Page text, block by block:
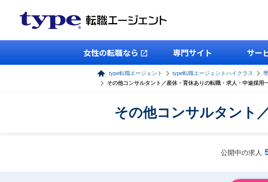
女性の転職なら 専門サイト サー
type転職エージェント type転職エージェントハイクラス
その他コンサルタント／産休・育休ありの転職・求人・中途採用
その他コンサルタント
公開中の求人